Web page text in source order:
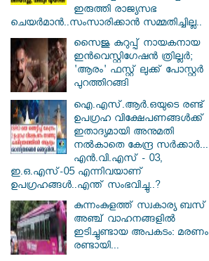
ഇരുത്തി രാജ്യസഭ
ചെയർമാൻ..സംസാരിക്കാൻ സമ്മതിച്ചില്ല..
സൈജു കുറുപ്പ് നായകനായ
ഇൻവെസ്റ്റിഗേഷൻ ത്രില്ലർ;
'ആരം' ഫസ്റ്റ് ലുക്ക് പോസ്റ്റർ
പുറത്തിറങ്ങി
ഐ.എസ്.ആർ.ഒയുടെ രണ്ട്
ഉപഗ്രഹ വിക്ഷേപണങ്ങൾക്ക്
ഇതാദ്യമായി അനുമതി
നൽകാതെ കേന്ദ്ര സർക്കാർ...
എൻ.വി.എസ് - 03,
ഇ.ഒ.എസ്-05 എന്നിവയാണ്
ഉപഗ്രഹങ്ങൾ..എന്ത് സംഭവിച്ചു..?
കുന്നംകുളത്ത് സ്വകാര്യ ബസ്
അഞ്ച് വാഹനങ്ങളിൽ
ഇടിച്ചുണ്ടായ അപകടം: മരണം
രണ്ടായി...